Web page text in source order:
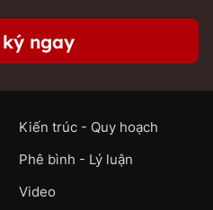
ngay
Kiến trúc - Quy hoạch
Phê bình - Lý luận
Video